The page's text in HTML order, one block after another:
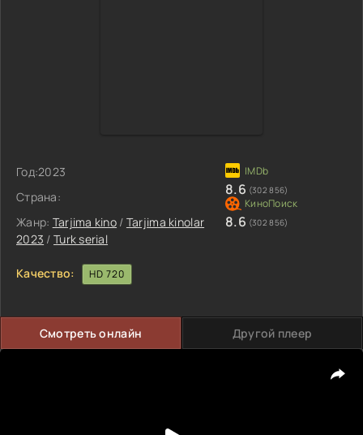
Год:2023
Страна:
Жанр: Tarjima kino / Tarjima kinolar
2023 / Turk serial
8.6 (302 856)
8.6 (302 856)
Качество: HD 720
Смотреть онлайн Другой плеер